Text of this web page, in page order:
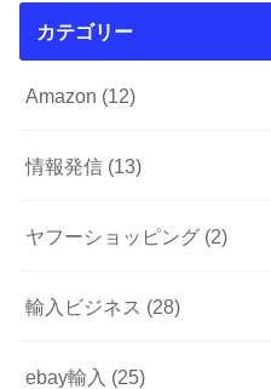
カテゴリー
Amazon (12)
情報発信 (13)
ヤフーショッピング (2)
輸入ビジネス (28)
ebay輸入 (25)